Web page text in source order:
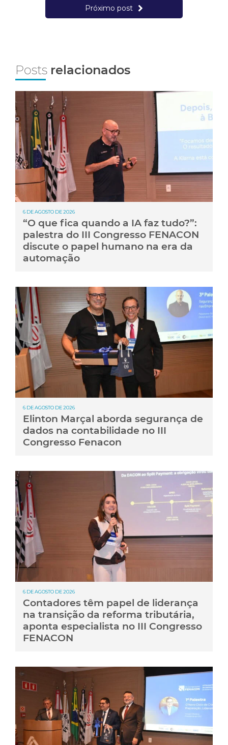
Próximo post
Posts relacionados
6 DE AGOSTO DE 2026
“O que fica quando a IA faz tudo?”:
palestra do III Congresso FENACON
discute o papel humano na era da
automação
6 DE AGOSTO DE 2026
Elinton Marçal aborda segurança de
dados na contabilidade no III
Congresso Fenacon
6 DE AGOSTO DE 2026
Contadores têm papel de liderança
na transição da reforma tributária,
aponta especialista no III Congresso
FENACON